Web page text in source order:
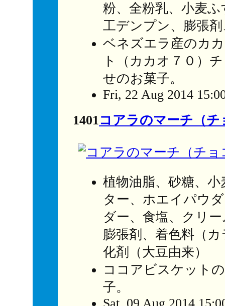
粉、全粉乳、小麦
工デンプン、膨張
ベネズエラ産のカ
ト（カカオ７０）
せのお菓子。
Fri, 22 Aug 2014
1401コアラのマーチ（
植物油脂、砂糖、
ター、ホエイパウ
ダー、食塩、クリ
膨張剤、着色料（
化剤（大豆由来）
ココアビスケット
子。